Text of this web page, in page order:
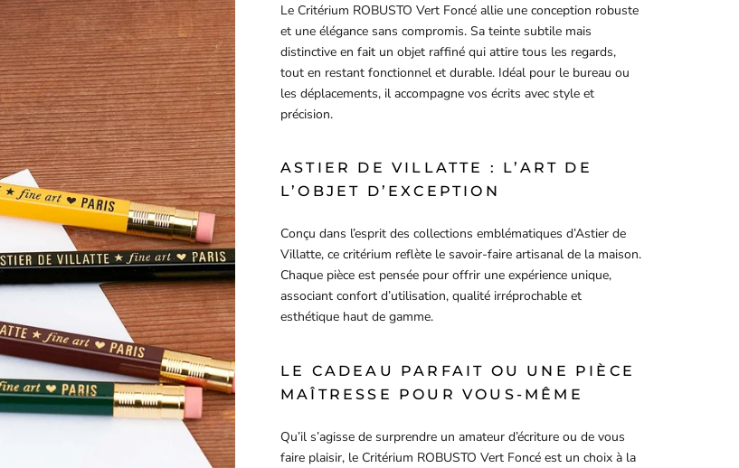
Le Critérium ROBUSTO Vert Foncé allie une conception robuste
et une élégance sans compromis. Sa teinte subtile mais
distinctive en fait un objet raffiné qui attire tous les regards,
tout en restant fonctionnel et durable. Idéal pour le bureau ou
les déplacements, il accompagne vos écrits avec style et
précision.
ASTIER DE VILLATTE : L’ART DE
L’OBJET D’EXCEPTION
Conçu dans l’esprit des collections emblématiques d’Astier de
Villatte, ce critérium reflète le savoir-faire artisanal de la maison.
Chaque pièce est pensée pour offrir une expérience unique,
associant confort d’utilisation, qualité irréprochable et
esthétique haut de gamme.
LE CADEAU PARFAIT OU UNE PIÈCE
MAÎTRESSE POUR VOUS-MÊME
Qu’il s’agisse de surprendre un amateur d’écriture ou de vous
faire plaisir, le Critérium ROBUSTO Vert Foncé est un choix à la